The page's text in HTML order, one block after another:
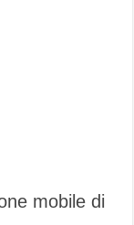
mobile di